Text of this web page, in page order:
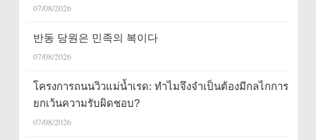
07/08/2026
반동 당원은 민족의 복이다
07/08/2026
โครงการถนนวิวแม่น้ำเรด: ทำไมจึงจำเป็นต้องมีกลไกการ
ยกเว้นความรับผิดชอบ?
07/08/2026